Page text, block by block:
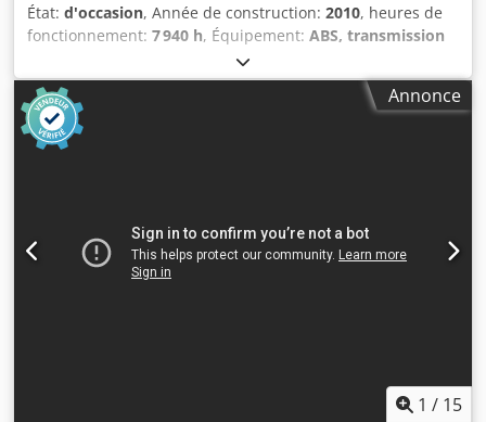
État: d'occasion, Année de construction: 2010, heures de
fonctionnement: 7 940 h, Équipement: ABS, transmission
, Pelle mobile CASE Type : WX165 (pelle
hydraulique) Numéro d’homologation : N211 Fabricant du
moteur : Case Dkedpfx Aezripcspcjr Puissance du moteur :
105 kW Heures de fonctionnement : 7 940 h Poids total
autorisé : 18 000 kg Longueur de transport : 8,19 m
de vous aider dans le domaine du financement/leasing
grâce à nos partenaires. Toutes les informations sont
données sans garantie. Erreurs et ventes intermédiaires
Annonce
1 / 15